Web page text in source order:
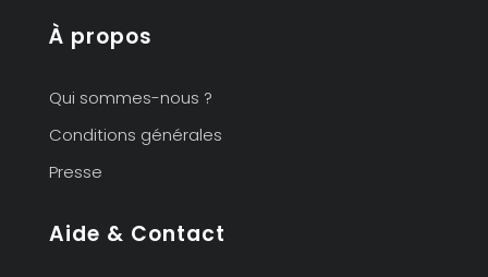
À propos
Qui sommes-nous ?
Conditions générales
Presse
Aide & Contact